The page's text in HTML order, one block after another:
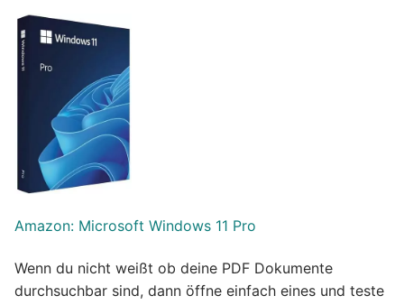
Amazon: Microsoft Windows 11 Pro
Wenn du nicht weißt ob deine PDF Dokumente
durchsuchbar sind, dann öffne einfach eines und teste